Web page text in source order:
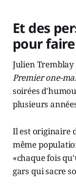
Et des
pour
Julien
Premier one-
soirées
plusieurs
Il est originaire
même
«chaque fois
gars qui sacre